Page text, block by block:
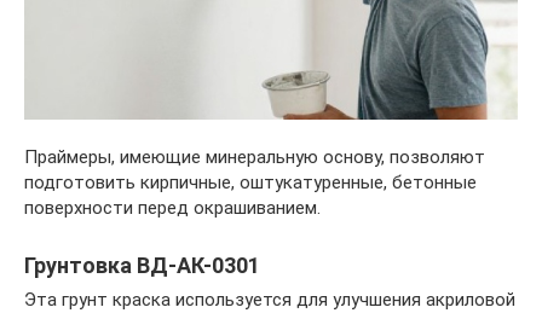
Праймеры, имеющие минеральную основу, позволяют
подготовить кирпичные, оштукатуренные, бетонные
поверхности перед окрашиванием.
Грунтовка ВД-АК-0301
Эта грунт краска используется для улучшения акриловой